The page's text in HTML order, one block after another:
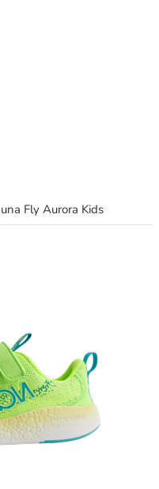
Fly Aurora Kids